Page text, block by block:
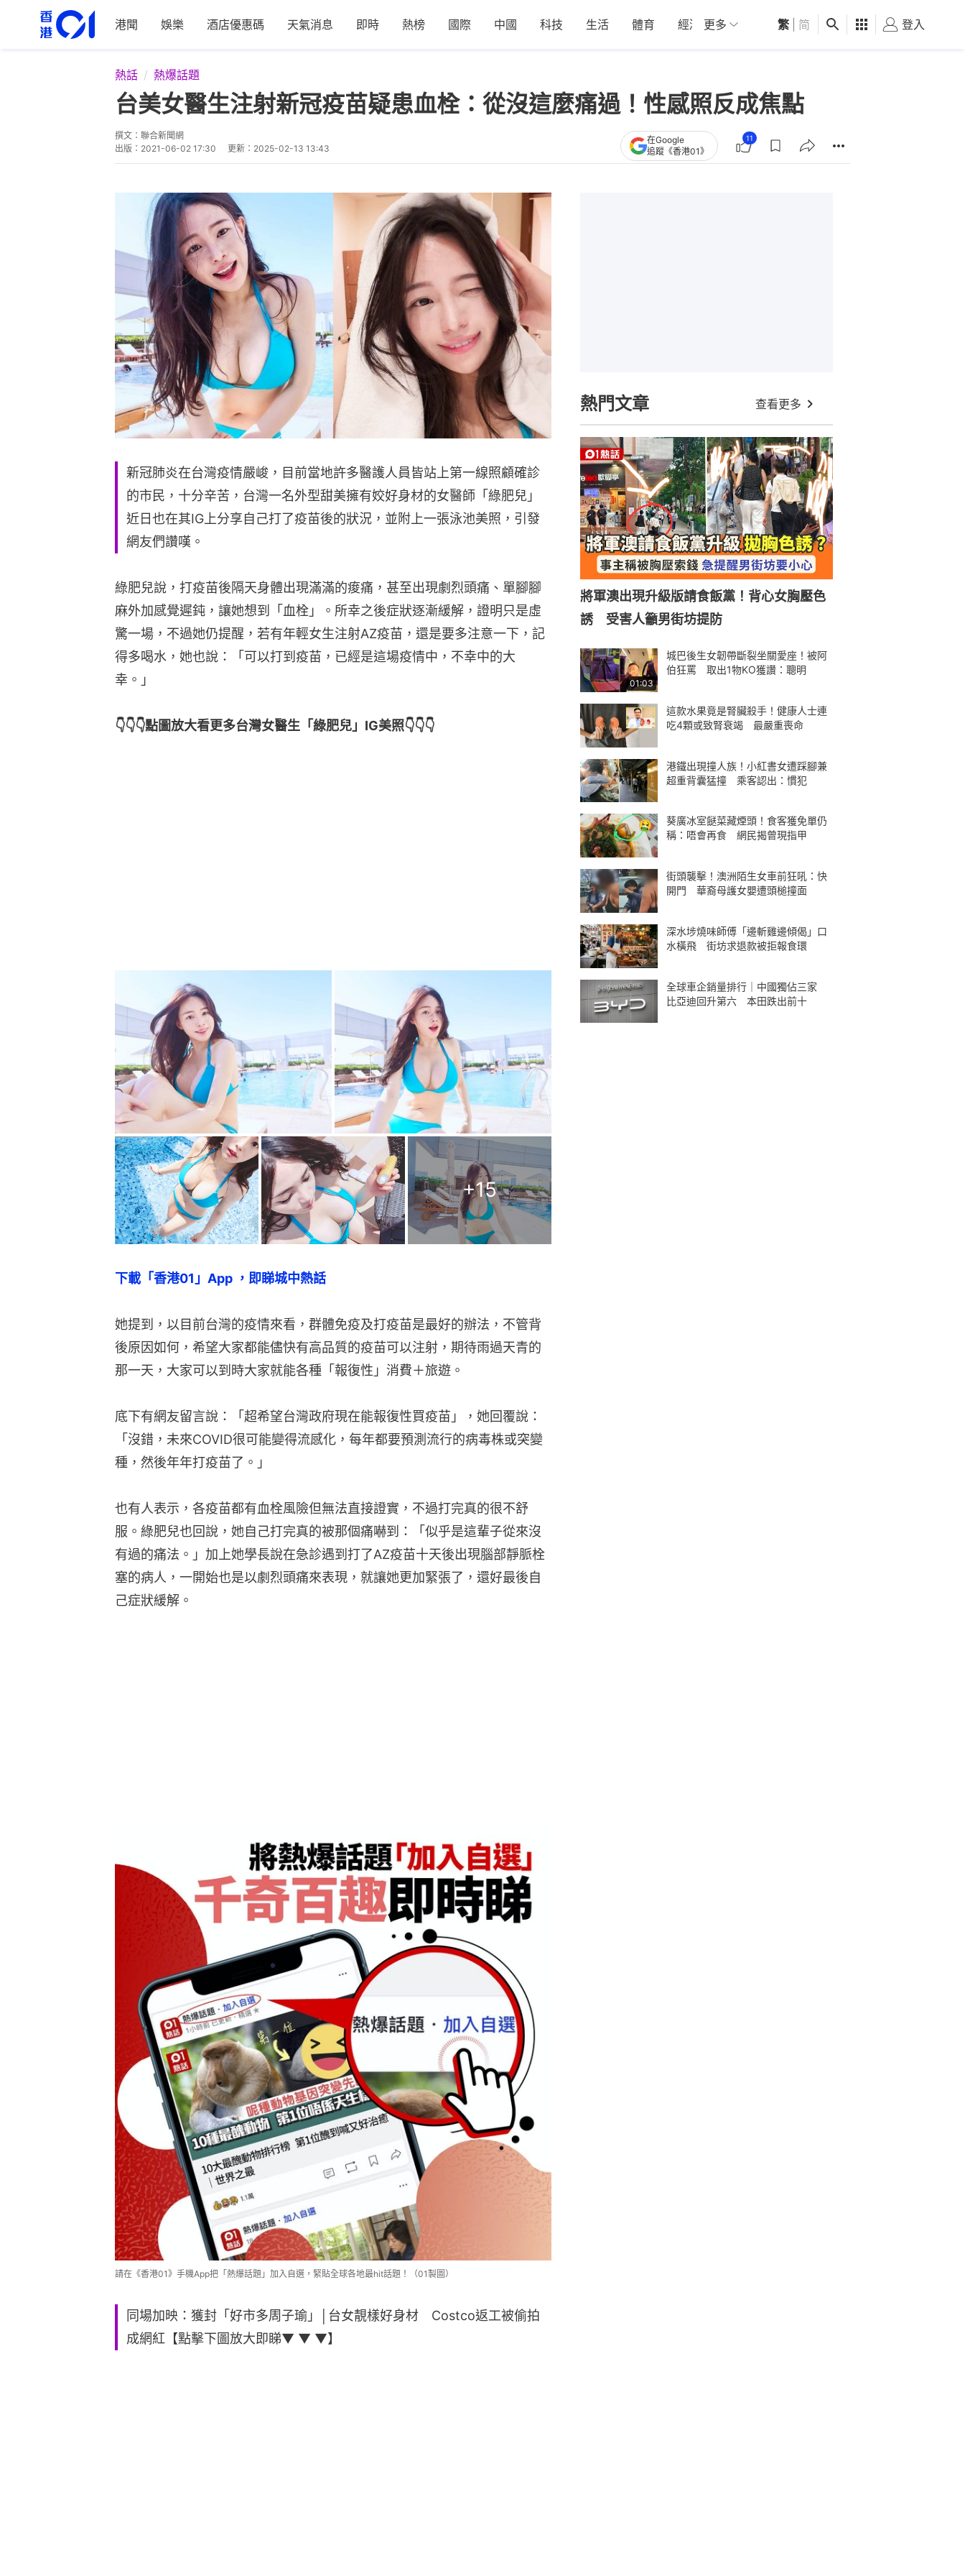
港聞 娛樂 酒店優惠碼 天氣消息 即時 熱榜 國際 中國 科技 生活 體育 經濟 01深圳 觀點 健康 好食玩飛
更多 繁 简 登入
熱話 熱爆話題
台美女醫生注射新冠疫苗疑患血栓：從沒這麼痛過！性感照反成焦點
撰文： 聯合新聞網
出版： 2021-06-02 17:30 更新： 2025-02-13 13:43
在Google
追蹤《香港01》
11
新冠肺炎在台灣疫情嚴峻，目前當地許多醫護人員皆站上第一線照顧確診
的市民，十分辛苦，台灣一名外型甜美擁有姣好身材的女醫師「綠肥兒」
近日也在其IG上分享自己打了疫苗後的狀況，並附上一張泳池美照，引發
網友們讚嘆。
綠肥兒說，打疫苗後隔天身體出現滿滿的痠痛，甚至出現劇烈頭痛、單腳腳
麻外加感覺遲鈍，讓她想到「血栓」。所幸之後症狀逐漸緩解，證明只是虛
驚一場，不過她仍提醒，若有年輕女生注射AZ疫苗，還是要多注意一下，記
得多喝水，她也說：「可以打到疫苗，已經是這場疫情中，不幸中的大
幸。」
👇👇👇點圖放大看更多台灣女醫生「綠肥兒」IG美照👇👇👇
+15
下載「香港01」App ，即睇城中熱話
她提到，以目前台灣的疫情來看，群體免疫及打疫苗是最好的辦法，不管背
後原因如何，希望大家都能儘快有高品質的疫苗可以注射，期待雨過天青的
那一天，大家可以到時大家就能各種「報復性」消費＋旅遊。
底下有網友留言說：「超希望台灣政府現在能報復性買疫苗」，她回覆說：
「沒錯，未來COVID很可能變得流感化，每年都要預測流行的病毒株或突變
種，然後年年打疫苗了。」
也有人表示，各疫苗都有血栓風險但無法直接證實，不過打完真的很不舒
服。綠肥兒也回說，她自己打完真的被那個痛嚇到：「似乎是這輩子從來沒
有過的痛法。」加上她學長說在急診遇到打了AZ疫苗十天後出現腦部靜脈栓
塞的病人，一開始也是以劇烈頭痛來表現，就讓她更加緊張了，還好最後自
己症狀緩解。
請在《香港01》手機App把「熱爆話題」加入自選，緊貼全球各地最hit話題！（01製圖）
同場加映：獲封「好市多周子瑜」│台女靚樣好身材 Costco返工被偷拍
成網紅【點擊下圖放大即睇▼ ▼ ▼】
熱門文章 查看更多
將軍澳出現升級版請食飯黨！背心女胸壓色
誘 受害人籲男街坊提防
01:03
城巴後生女韌帶斷裂坐關愛座！被阿
伯狂罵 取出1物KO獲讚：聰明
這款水果竟是腎臟殺手！健康人士連
吃4顆或致腎衰竭 最嚴重喪命
港鐵出現撞人族！小紅書女遭踩腳兼
超重背囊猛撞 乘客認出：慣犯
葵廣冰室餸菜藏煙頭！食客獲免單仍
稱：唔會再食 網民揭曾現指甲
街頭襲擊！澳洲陌生女車前狂吼：快
開門 華裔母護女嬰遭頭槌撞面
深水埗燒味師傅「邊斬雞邊傾偈」口
水橫飛 街坊求退款被拒報食環
全球車企銷量排行｜中國獨佔三家
比亞迪回升第六 本田跌出前十